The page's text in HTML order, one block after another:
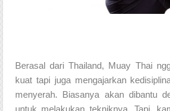
Berasal dari Thailand, Muay Thai
kuat tapi juga mengajarkan
menyerah. Biasanya akan dibantu